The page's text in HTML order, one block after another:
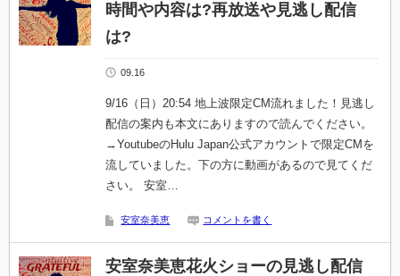
時間や内容は?再放送や見逃し配信
は?
09.16
9/16（日）20:54 地上波限定CM流れました！見逃し
配信の案内も本文にありますので読んでください。
→YoutubeのHulu Japan公式アカウントで限定CMを
流していました。下の方に動画があるので見てくだ
さい。 安室…
安室奈美恵 コメントを書く
安室奈美恵花火ショーの見逃し配信